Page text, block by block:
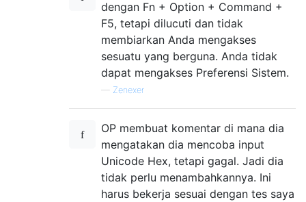
dengan Fn + Option + Command +
F5, tetapi dilucuti dan tidak
membiarkan Anda mengakses
sesuatu yang berguna. Anda tidak
dapat mengakses Preferensi Sistem.
— Zenexer
OP membuat komentar di mana dia
mengatakan dia mencoba input
Unicode Hex, tetapi gagal. Jadi dia
tidak perlu menambahkannya. Ini
harus bekerja sesuai dengan tes saya